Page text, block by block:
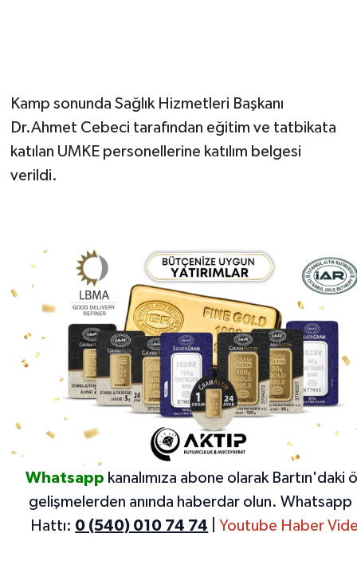
Kamp sonunda Sağlık Hizmetleri Başkanı
Dr.Ahmet Cebeci tarafından eğitim ve tatbikata
katılan UMKE personellerine katılım belgesi
verildi.
Whatsapp kanalımıza abone olarak Bartın'daki
gelişmelerden anında haberdar olun. Whatsapp
Hattı: 0 (540) 010 74 74 Youtube Haber